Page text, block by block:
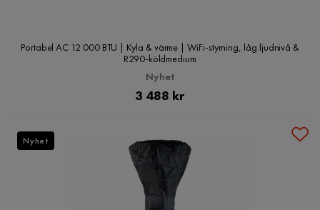
Portabel AC 12 000 BTU | Kyla & värme | WiFi-styrning, låg ljudnivå &
R290-köldmedium
Nyhet
Pris
3 488 kr
Nyhet